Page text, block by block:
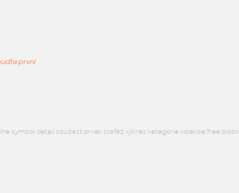
první
symbol detail součást prvek stafáž výkres kategorie kolekce free